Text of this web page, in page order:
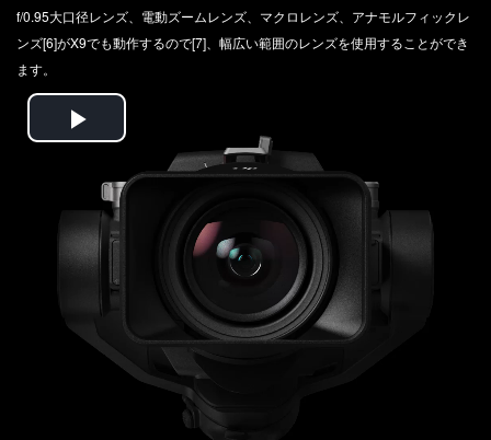
f/0.95大口径レンズ、電動ズームレンズ、マクロレンズ、アナモルフィックレ
ンズ[6]がX9でも動作するので[7]、幅広い範囲のレンズを使用することができ
ます。
Play
Video